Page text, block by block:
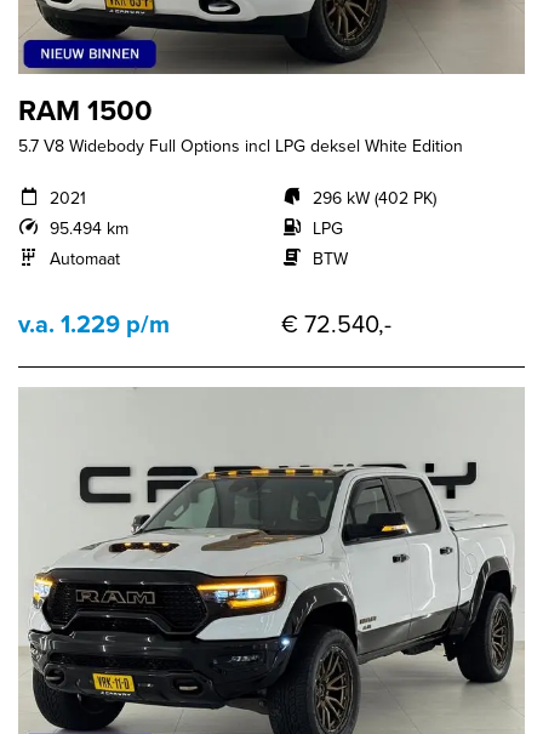
RAM 1500
5.7 V8 Widebody Full Options incl LPG deksel White Edition
2021
95.494 km
Automaat
296 kW (402 PK)
LPG
BTW
v.a. 1.229 p/m € 72.540,-